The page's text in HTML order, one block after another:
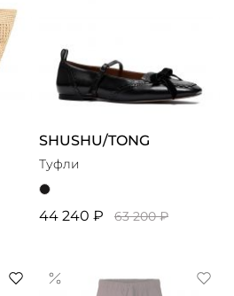
SHUSHU/TONG
Туфли
44 240 ₽ 63 200 ₽